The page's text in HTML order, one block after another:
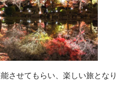
させてもらい、楽しい旅となり